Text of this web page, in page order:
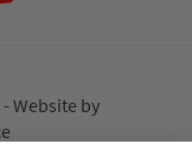
- Website by